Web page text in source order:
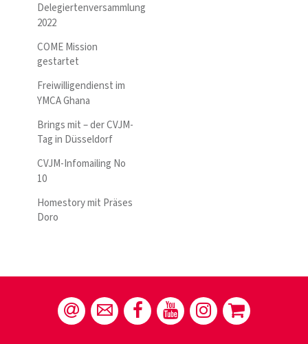
Delegiertenversammlung
2022
COME Mission
gestartet
Freiwilligendienst im
YMCA Ghana
Brings mit – der CVJM-
Tag in Düsseldorf
CVJM-Infomailing No
10
Homestory mit Präses
Doro